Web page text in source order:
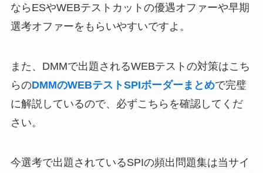
ならESやWEBテストカットの優遇オファーや早期
選考オファーをもらいやすいですよ。
また、DMMで出題されるWEBテストの対策はこち
らのDMMのWEBテストSPIボーダーまとめで完璧
に解説しているので、必ずこちらを確認してくだ
さい。
今選考で出題されているSPIの頻出問題集は当サイ